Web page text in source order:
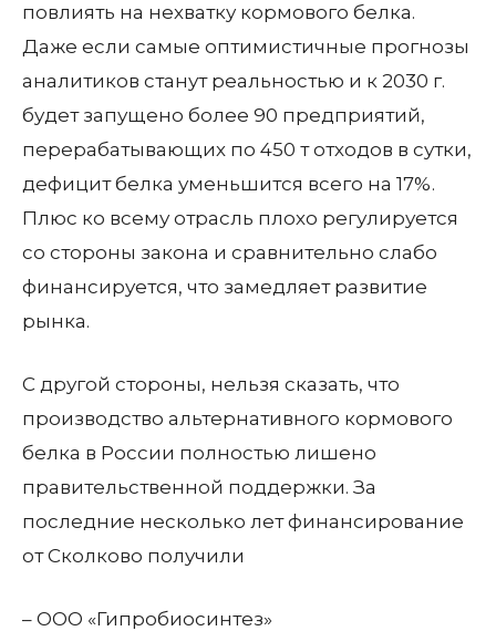
повлиять на нехватку кормового белка.
Даже если самые оптимистичные прогнозы
аналитиков станут реальностью и к 2030 г.
будет запущено более 90 предприятий,
перерабатывающих по 450 т отходов в сутки,
дефицит белка уменьшится всего на 17%.
Плюс ко всему отрасль плохо регулируется
со стороны закона и сравнительно слабо
финансируется, что замедляет развитие
рынка.
С другой стороны, нельзя сказать, что
производство альтернативного кормового
белка в России полностью лишено
правительственной поддержки. За
последние несколько лет финансирование
от Сколково получили
– ООО «Гипробиосинтез»